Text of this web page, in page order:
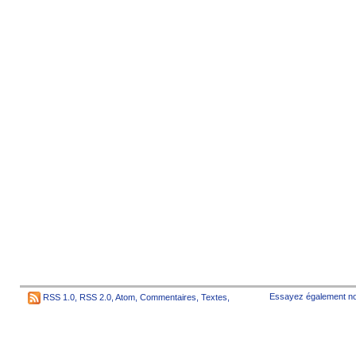
RSS 1.0 RSS 2.0 Atom Commentaires Textes Essayez également